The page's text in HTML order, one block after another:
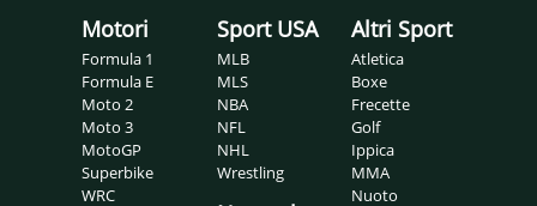
Motori
Formula 1
Formula E
Moto 2
Moto 3
MotoGP
Superbike
WRC
Sport USA
MLB
MLS
NBA
NFL
NHL
Wrestling
Altri Sport
Atletica
Boxe
Frecette
Golf
Ippica
MMA
Nuoto